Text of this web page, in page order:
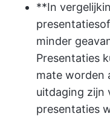
**In
minder
Presentaties
mate worden
uitdaging zijn
presentaties